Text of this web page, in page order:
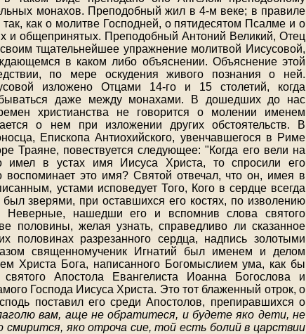
монахов. Преподобный жил в 4-м веке; в правиле
как о молитве Господней, о пятидесятом Псалме и о
и общепринятых. Преподобный Антоний Великий, Отец
тщательнейшее упражнение молитвой Иисусовой,
в каком либо объяснении. Объяснение этой
по мере оскудения живого познания о ней.
изложено Отцами 14-го и 15 столетий, когда
даже между монахами. В дошедших до нас
христианства не говорится о молении именем
о нем при изложении других обстоятельств. В
Епископа Антиохийского, увенчавшегося в Риме
Траяне, повествуется следующее: "Когда его вели на
имел в устах имя Иисуса Христа, то спросили его
воспоминает это имя? Святой отвечал, что он, имея в
устами исповедует Того, Кого в сердце всегда
зверями, при оставшихся его костях, по изволению
Неверные, нашедши его и вспомнив слова святого
половины, желая узнать, справедливо ли сказанное
разрезанного сердца, надпись золотыми
священномученик Игнатий был именем и делом
Христа Бога, написанного Богомыслием ума, как бы
Апостола Евангелиста Иоанна Богослова и
Господа Иисуса Христа. Это тот блаженный отрок, о
поставил его среди Апостолов, препиравшихся о
вам, аще не обратитеся, и будете яко дети, не
смирится, яко отроча сие, той есть болий в царствии